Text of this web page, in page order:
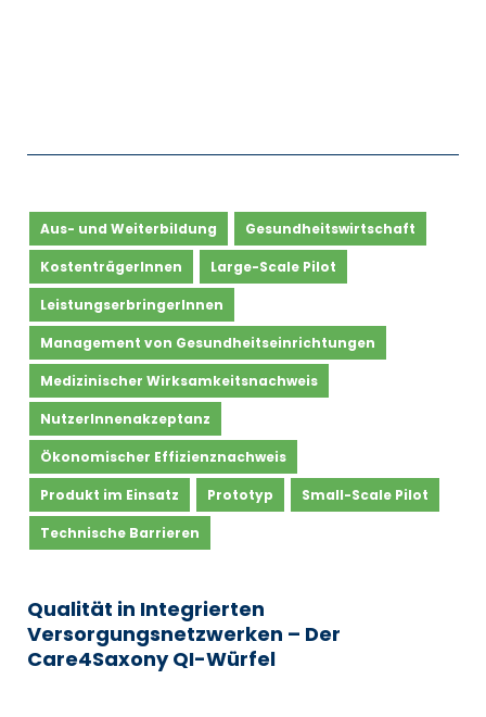
Aus- und Weiterbildung Gesundheitswirtschaft
KostenträgerInnen Large-Scale Pilot
LeistungserbringerInnen
Management von Gesundheitseinrichtungen
Medizinischer Wirksamkeitsnachweis
NutzerInnenakzeptanz
Ökonomischer Effizienznachweis
Produkt im Einsatz Prototyp Small-Scale Pilot
Technische Barrieren
Qualität in Integrierten
Versorgungsnetzwerken – Der
Care4Saxony QI-Würfel